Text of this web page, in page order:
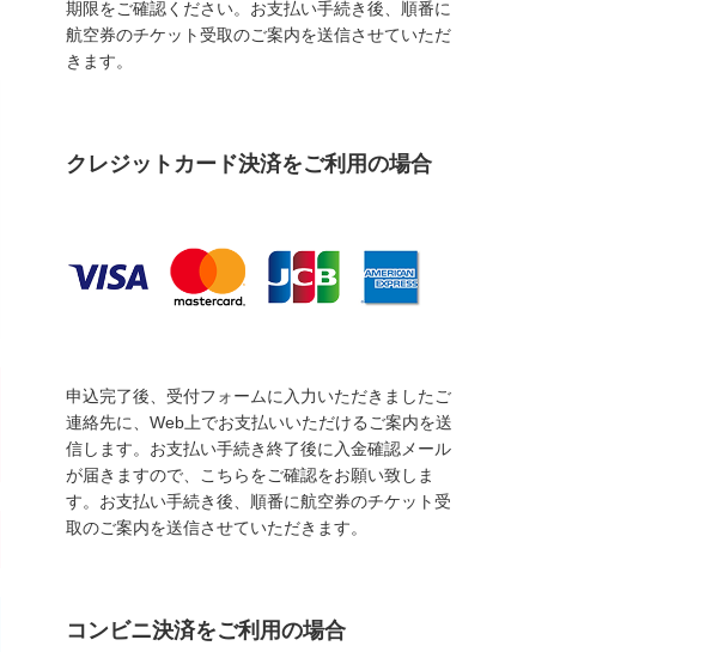
期限をご確認ください。お支払い手続き後、順番に
航空券のチケット受取のご案内を送信させていただ
きます。
クレジットカード決済をご利用の場合
申込完了後、受付フォームに入力いただきましたご
連絡先に、Web上でお支払いいただけるご案内を送
信します。お支払い手続き終了後に入金確認メール
が届きますので、こちらをご確認をお願い致しま
す。お支払い手続き後、順番に航空券のチケット受
取のご案内を送信させていただきます。
コンビニ決済をご利用の場合